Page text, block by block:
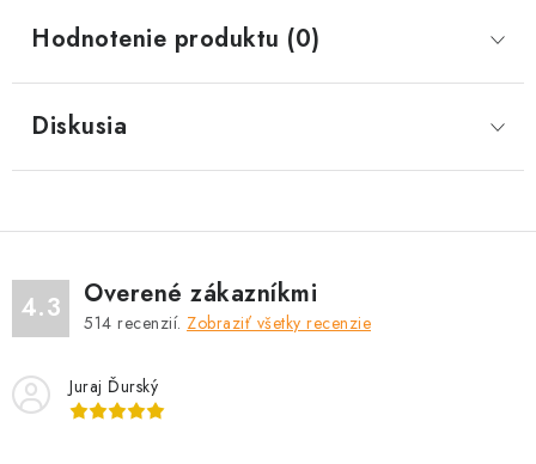
Hodnotenie produktu (0)
Diskusia
4.3 Overené zákazníkmi
514 recenzií. Zobraziť všetky recenzie
Juraj Ďurský